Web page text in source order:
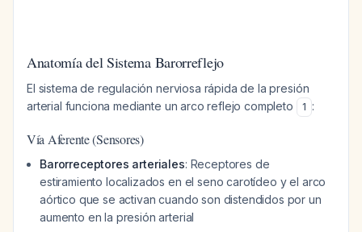
Anatomía del Sistema Barorreflejo
El sistema de regulación nerviosa rápida de la presión
arterial funciona mediante un arco reflejo completo
1 :
Vía Aferente (Sensores)
Barorreceptores arteriales: Receptores de
estiramiento localizados en el seno carotídeo y el arco
aórtico que se activan cuando son distendidos por un
aumento en la presión arterial